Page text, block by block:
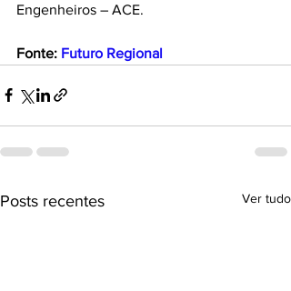
Engenheiros – ACE.
Fonte: Futuro Regional
Posts recentes Ver tudo